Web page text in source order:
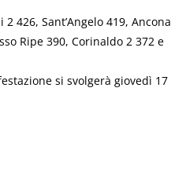
426, Sant’Angelo 419, Ancona
Ripe 390, Corinaldo 2 372 e
si svolgerà giovedì 17